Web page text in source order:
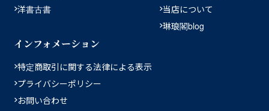
洋書古書
当店について
琳琅閣blog
インフォメーション
特定商取引に関する法律による表示
プライバシーポリシー
お問い合わせ